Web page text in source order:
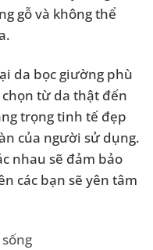
gỗ và không thể
da bọc giường phù
từ da thật đến
trọng tinh tế đẹp
của người sử dụng.
nhau sẽ đảm bảo
các bạn sẽ yên tâm